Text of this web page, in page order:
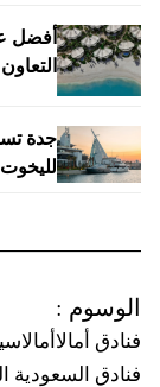
أفضل
جدة
لليخوت
الوسوم :
فنادق أمالا أمالا
فنادق السعودية